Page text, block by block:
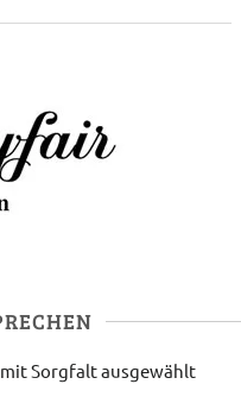
mit Sorgfalt ausgewählt